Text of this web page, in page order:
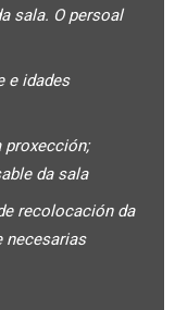
sala. O persoal
e idades
proxección;
da sala
recolocación da
necesarias